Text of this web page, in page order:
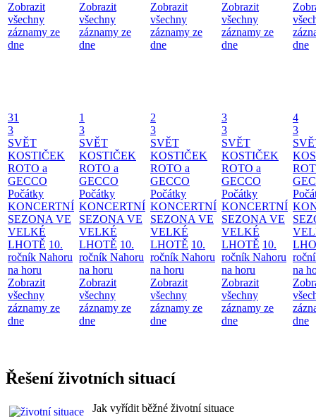
Zobrazit
všechny
záznamy ze
dne
Zobrazit
všechny
záznamy ze
dne
Zobrazit
všechny
záznamy ze
dne
Zobrazit
všechny
záznamy ze
dne
dne
31
3
SVĚT
KOSTIČEK
ROTO a
GECCO
Počátky
KONCERTNÍ
SEZONA VE
VELKÉ
LHOTĚ 10.
ročník Nahoru
na horu
Zobrazit
všechny
záznamy ze
dne
1
3
SVĚT
KOSTIČEK
ROTO a
GECCO
Počátky
KONCERTNÍ
SEZONA VE
VELKÉ
LHOTĚ 10.
ročník Nahoru
na horu
Zobrazit
všechny
záznamy ze
dne
2
3
SVĚT
KOSTIČEK
ROTO a
GECCO
Počátky
KONCERTNÍ
SEZONA VE
VELKÉ
LHOTĚ 10.
ročník Nahoru
na horu
Zobrazit
všechny
záznamy ze
dne
3
3
SVĚT
KOSTIČEK
ROTO a
GECCO
Počátky
KONCERTNÍ
SEZONA VE
VELKÉ
LHOTĚ 10.
ročník Nahoru
na horu
Zobrazit
všechny
záznamy ze
dne
4
3
na
dne
Řešení životních situací
Jak vyřídit běžné životní situace